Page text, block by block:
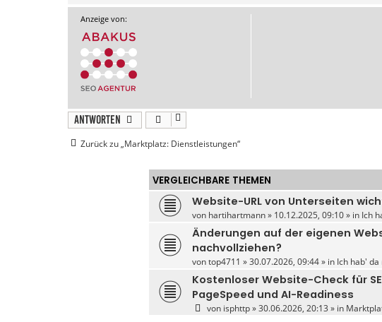
Anzeige von:
Antworten
Zurück zu „Marktplatz: Dienstleistungen“
VERGLEICHBARE THEMEN
Website-URL von Unterseiten
von hartihartmann» 10.12.2025, 09:10 » in Ich
Änderungen auf der eigenen
nachvollziehen?
vontop4711 » 30.07.2026, 09:44 » in Ich hab'
Kostenloser Website-Check für
PageSpeed und AI-Readiness
von isphttp» 30.06.2026, 20:13 » in